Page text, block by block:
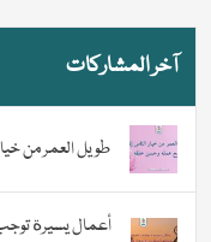
آخر المشاركات
طويل العمر من
أعمال يسيرة